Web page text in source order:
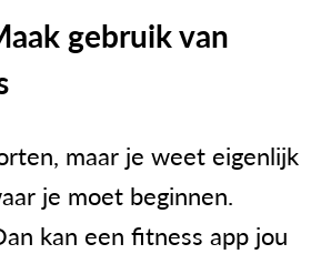
gebruik van
maar je weet eigenlijk
je moet beginnen.
kan een fitness app jou